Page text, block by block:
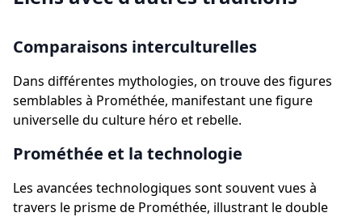
Comparaisons interculturelles
Dans différentes mythologies, on trouve des figures
semblables à Prométhée, manifestant une figure
universelle du culture héro et rebelle.
Prométhée et la technologie
Les avancées technologiques sont souvent vues à
travers le prisme de Prométhée, illustrant le double